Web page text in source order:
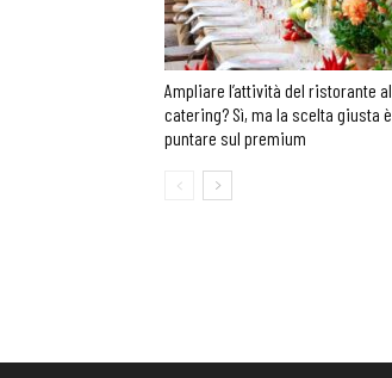
Ampliare l’attività del ristorante al
catering? Sì, ma la scelta giusta è
puntare sul premium